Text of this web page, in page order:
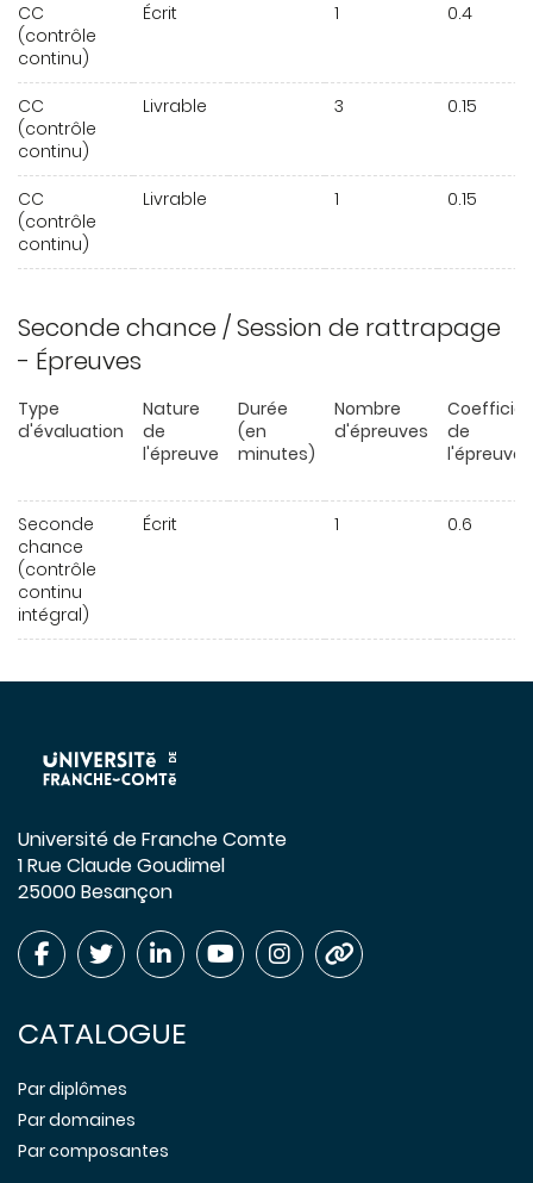
CC
(contrôle
continu)
Écrit 1 0.4
CC
(contrôle
continu)
Livrable 3 0.15
CC
(contrôle
continu)
Livrable 1 0.15
Seconde chance / Session de rattrapage
- Épreuves
Type
d'évaluation
Nature
de
l'épreuve
Durée
(en
minutes)
Nombre
d'épreuves
de
l'épreuve
Seconde
chance
(contrôle
continu
intégral)
Écrit 1 0.6
Université de Franche Comte
1 Rue Claude Goudimel
25000 Besançon
CATALOGUE
Par diplômes
Par domaines
Par composantes